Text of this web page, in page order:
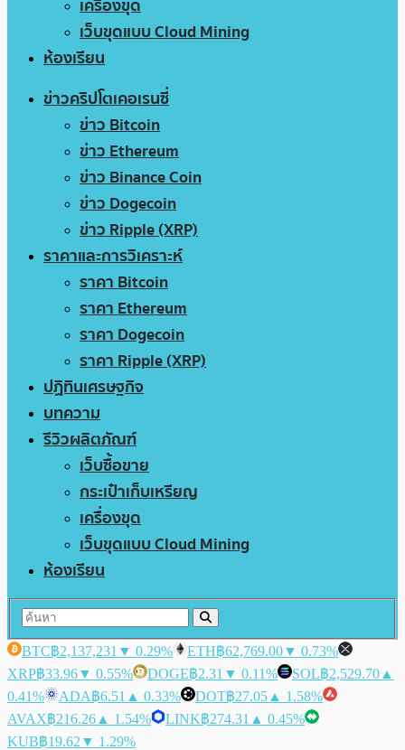
เครื่องขุด
เว็บขุดแบบ Cloud Mining
ห้องเรียน
ข่าวคริปโตเคอเรนซี่
ข่าว Bitcoin
ข่าว Ethereum
ข่าว Binance Coin
ข่าว Dogecoin
ข่าว Ripple (XRP)
ราคาและการวิเคราะห์
ราคา Bitcoin
ราคา Ethereum
ราคา Dogecoin
ราคา Ripple (XRP)
ปฏิทินเศรษฐกิจ
บทความ
รีวิวผลิตภัณฑ์
เว็บซื้อขาย
กระเป๋าเก็บเหรียญ
เครื่องขุด
เว็บขุดแบบ Cloud Mining
ห้องเรียน
BTC฿2,137,231 ▼ 0.29% ETH฿62,769.00▼ 0.73%
XRP฿33.96▼ 0.55% DOGE฿2.31 ▼ 0.11% SOL฿2,529.70 ▲
0.41%
ADA฿6.51 ▲ 0.33% DOT฿27.05 ▲ 1.58%
AVAX฿216.26 ▲ 1.54% LINK฿274.31 ▲ 0.45%
KUB฿19.62 ▼ 1.29%